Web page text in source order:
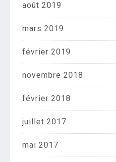
août 2019
mars 2019
février 2019
novembre 2018
février 2018
juillet 2017
mai 2017